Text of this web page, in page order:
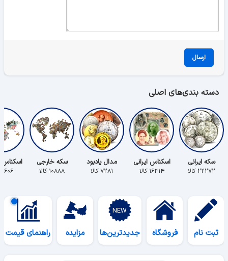
ارسال
دسته بندی‌های اصلی
سکه ایرانی
۲۲۲۷۲ کالا
اسکناس ایرانی
۱۶۳۱۴ کالا
مدال یادبود
۷۲۸۱ کالا
سکه خارجی
۱۰۸۸۸ کالا ۵۶۰۶ کالا
ثبت نام فروشگاه جدیدترین‌ها مزایده راهنمای قیمت